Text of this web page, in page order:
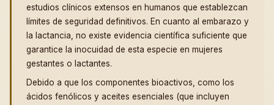
estudios clínicos extensos en humanos que establezcan
límites de seguridad definitivos. En cuanto al embarazo y
la lactancia, no existe evidencia científica suficiente que
garantice la inocuidad de esta especie en mujeres
gestantes o lactantes.
Debido a que los componentes bioactivos, como los
ácidos fenólicos y aceites esenciales (que incluyen